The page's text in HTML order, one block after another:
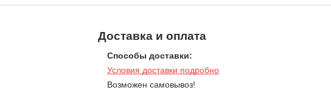
Доставка и оплата
Способы доставки:
Условия доставки подробно
Возможен самовывоз!